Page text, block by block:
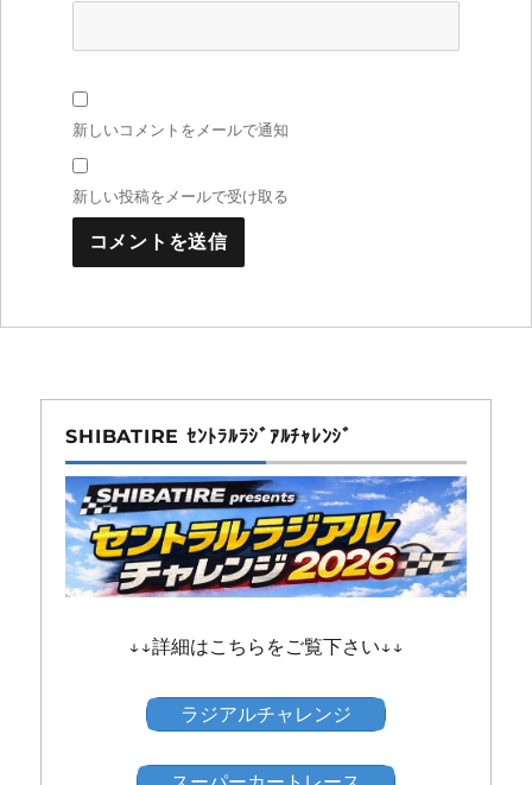
新しいコメントをメールで通知
新しい投稿をメールで受け取る
SHIBATIRE ｾﾝﾄﾗﾙﾗｼﾞｱﾙﾁｬﾚﾝｼﾞ
↓↓詳細はこちらをご覧下さい↓↓
ラジアルチャレンジ